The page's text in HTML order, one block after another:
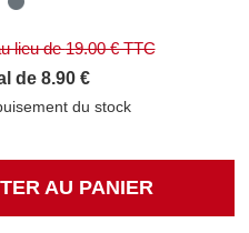
lieu de19.00€ TTC
de 8.90 €
du stock
AU PANIER